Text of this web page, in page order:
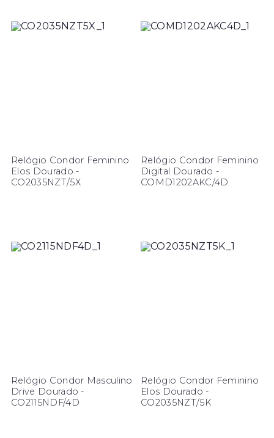
Relógio Condor Feminino
Elos Dourado -
CO2035NZT/5X
Relógio Condor Feminino
Digital Dourado -
COMD1202AKC/4D
Relógio Condor Masculino
Drive Dourado -
CO2115NDF/4D
Relógio Condor Feminino
Elos Dourado -
CO2035NZT/5K